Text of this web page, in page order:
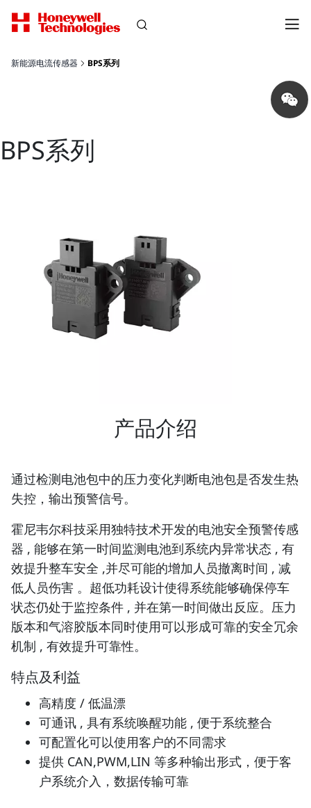
新能源电流传感器 BPS系列
Share
on
wechat
BPS系列
产品介绍
通过检测电池包中的压力变化判断电池包是否发生热
失控，输出预警信号。
霍尼韦尔科技采用独特技术开发的电池安全预警传感
器 , 能够在第一时间监测电池到系统内异常状态 , 有
效提升整车安全 ,并尽可能的增加人员撤离时间 , 减
低人员伤害 。超低功耗设计使得系统能够确保停车
状态仍处于监控条件 , 并在第一时间做出反应。压力
版本和气溶胶版本同时使用可以形成可靠的安全冗余
机制 , 有效提升可靠性。
特点及利益
高精度 / 低温漂
可通讯 , 具有系统唤醒功能 , 便于系统整合
可配置化可以使用客户的不同需求
提供 CAN,PWM,LIN 等多种输出形式，便于客
户系统介入，数据传输可靠